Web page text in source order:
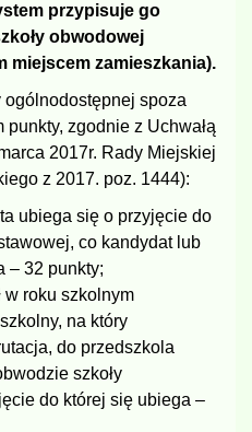
przypisuje go
obwodowej
miejscem zamieszkania).
ogólnodostępnej spoza
zgodnie z Uchwałą
2017r. Rady Miejskiej
z 2017. poz. 1444):
ubiega się o przyjęcie do
co kandydat lub
– 32 punkty;
w roku szkolnym
na który
do przedszkola
szkoły
do której się ubiega –